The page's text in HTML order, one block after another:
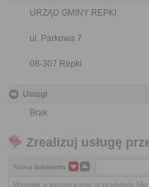
URZĄD GMINY REPKI
ul. Parkowa 7
08-307 Repki
Uwagi
Brak
Zrealizuj usługę
Nazwa dokumentu
Wniosek o sprostowanie oczywistego